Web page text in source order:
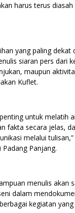
harus terus
yang paling dekat
siaran pers dari
maupun
Kuflet.
untuk melatih
fakta secara jelas,
melalui
Padang Panjang.
menulis akan
dalam
kegiatan